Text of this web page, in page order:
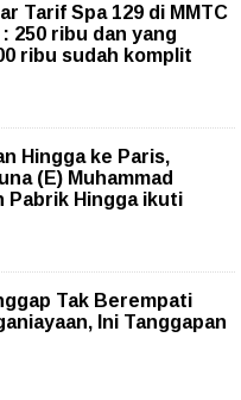
Tarif Spa 129 di MMTC
250 ribu dan yang
ribu sudah komplit
Hingga ke Paris,
(E) Muhammad
Pabrik Hingga ikuti
Tak Berempati
Ini Tanggapan